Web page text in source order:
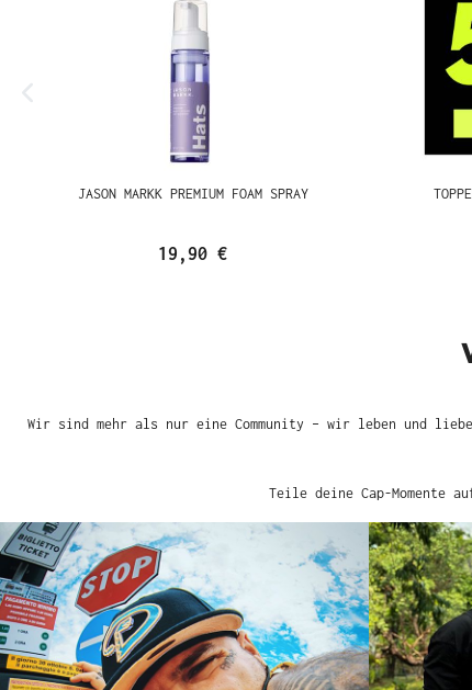
JASON MARKK PREMIUM FOAM SPRAY
19,90 €
Wir sind mehr als nur eine Community – wir leben und
Teile deine Cap-